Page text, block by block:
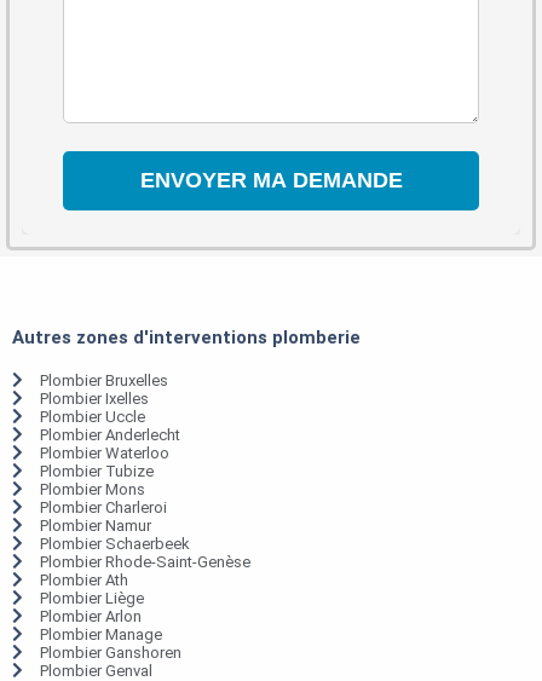
Autres zones d'interventions plomberie
Plombier Bruxelles
Plombier Ixelles
Plombier Uccle
Plombier Anderlecht
Plombier Waterloo
Plombier Tubize
Plombier Mons
Plombier Charleroi
Plombier Namur
Plombier Schaerbeek
Plombier Rhode-Saint-Genèse
Plombier Ath
Plombier Liège
Plombier Arlon
Plombier Manage
Plombier Ganshoren
Plombier Genval